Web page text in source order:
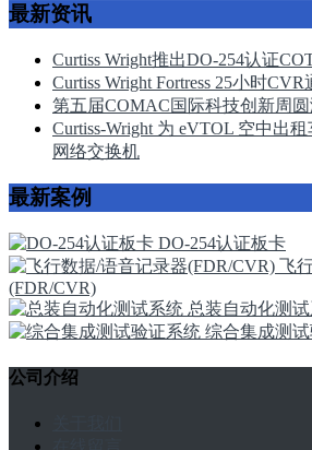
最新资讯
Curtiss Wright推出DO-254认证
Curtiss Wright Fortress 25小时
第五届COMAC国际科技创新周
Curtiss-Wright 为 eVTOL 空中出
网络交换机
最新案例
DO-254认证板卡
飞
(FDR/CVR)
总装自动化测
综合集成测
公司介绍